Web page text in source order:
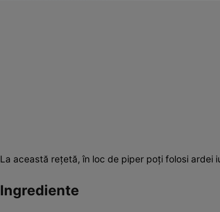
La această reţetă, în loc de piper poţi folosi ardei
Ingrediente